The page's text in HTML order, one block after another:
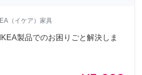
（イケア）家具
製品でのお困りごと解決しま